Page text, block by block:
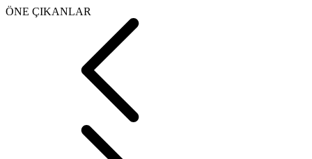
ÖNE ÇIKANLAR